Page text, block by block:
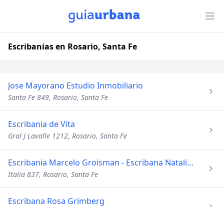
Escribanias en Rosario, Santa Fe
Jose Mayorano Estudio Inmobiliario
Santa Fe 849, Rosario, Santa Fe
Escribania de Vita
Gral J Lavalle 1212, Rosario, Santa Fe
Escribania Marcelo Groisman - Escribana Natalia F Pini
Italia 837, Rosario, Santa Fe
Escribana Rosa Grimberg